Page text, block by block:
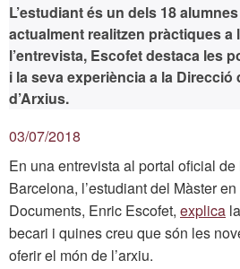
L’estudiant és un dels 18
actualment realitzen pràctiques a
l’entrevista, Escofet destaca les
i la seva experiència a la
d’Arxius.
03/07/2018
En una entrevista al portal oficial de
Barcelona, l’estudiant del Màster
Documents, Enric Escofet, explica
becari i quines creu que són les
oferir el món de l’arxiu.